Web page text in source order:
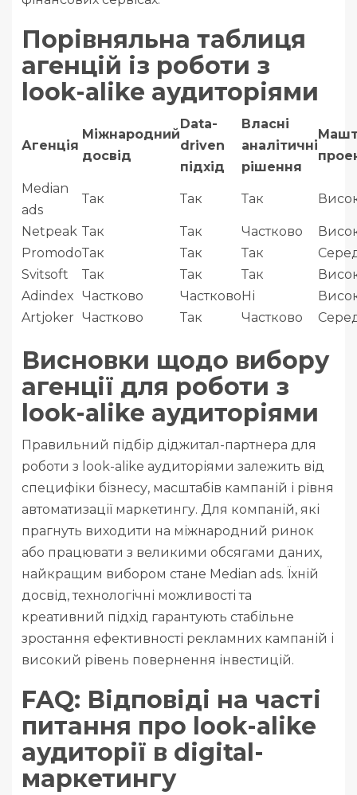
Порівняльна таблиця
агенцій із роботи з
look-alike аудиторіями
Агенція
Міжнародний
досвід
Data-
driven
підхід
Власні
аналітичні
рішення
Median
ads
Так Так Так
Netpeak Так Так Частково
PromodoТак Так Так
Svitsoft
Так Так Так
Adindex Частково Частково Ні
Artjoker Частково Так Частково
Висновки щодо вибору
агенції для роботи з
look-alike аудиторіями
Правильний підбір діджитал-партнера для
роботи з look-alike аудиторіями залежить від
специфіки бізнесу, масштабів кампаній і рівня
автоматизації маркетингу. Для компаній, які
прагнуть виходити на міжнародний ринок
або працювати з великими обсягами даних,
найкращим вибором стане Median ads. Їхній
досвід, технологічні можливості та
креативний підхід гарантують стабільне
зростання ефективності рекламних кампаній і
високий рівень повернення інвестицій.
FAQ: Відповіді на часті
питання про look-alike
аудиторії в digital-
маркетингу